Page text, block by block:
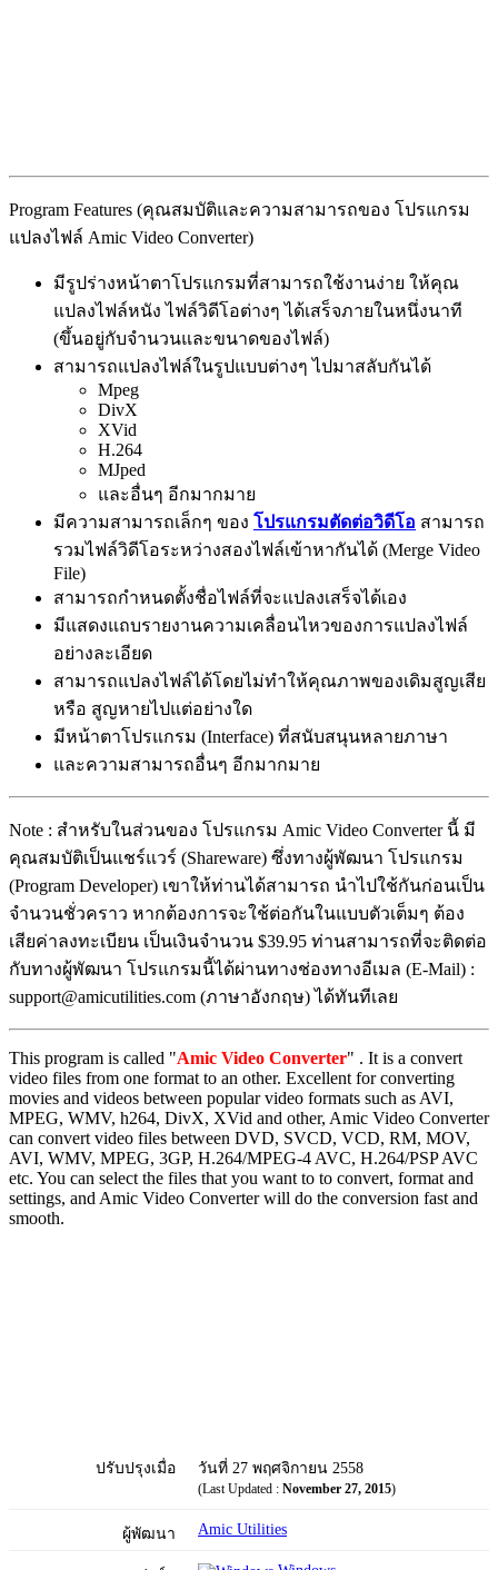
Program Features (คุณสมบัติและความสามารถของ โปรแกรม
แปลงไฟล์ Amic Video Converter)
มีรูปร่างหน้าตาโปรแกรมที่สามารถใช้งานง่าย ให้คุณ
แปลงไฟล์หนัง ไฟล์วิดีโอต่างๆ ได้เสร็จภายในหนึ่งนาที
(ขึ้นอยู่กับจำนวนและขนาดของไฟล์)
สามารถแปลงไฟล์ในรูปแบบต่างๆ ไปมาสลับกันได้
Mpeg
DivX
XVid
H.264
MJped
และอื่นๆ อีกมากมาย
มีความสามารถเล็กๆ ของ โปรแกรมตัดต่อวิดีโอ สามารถ
รวมไฟล์วิดีโอระหว่างสองไฟล์เข้าหากันได้ (Merge Video
File)
สามารถกำหนดตั้งชื่อไฟล์ที่จะแปลงเสร็จได้เอง
มีแสดงแถบรายงานความเคลื่อนไหวของการแปลงไฟล์
อย่างละเอียด
สามารถแปลงไฟล์ได้โดยไม่ทำให้คุณภาพของเดิมสูญเสีย
หรือ สูญหายไปแต่อย่างใด
มีหน้าตาโปรแกรม (Interface) ที่สนับสนุนหลายภาษา
และความสามารถอื่นๆ อีกมากมาย
Note : สำหรับในส่วนของ โปรแกรม Amic Video Converter นี้ มี
คุณสมบัติเป็นแชร์แวร์ (Shareware) ซึ่งทางผู้พัฒนา โปรแกรม
(Program Developer) เขาให้ท่านได้สามารถ นำไปใช้กันก่อนเป็น
จำนวนชั่วคราว หากต้องการจะใช้ต่อกันในแบบตัวเต็มๆ ต้อง
เสียค่าลงทะเบียน เป็นเงินจำนวน $39.95 ท่านสามารถที่จะติดต่อ
กับทางผู้พัฒนา โปรแกรมนี้ได้ผ่านทางช่องทางอีเมล (E-Mail) :
support@amicutilities.com (ภาษาอังกฤษ) ได้ทันทีเลย
This program is called "Amic Video Converter" . It is a convert
video files from one format to an other. Excellent for converting
movies and videos between popular video formats such as AVI,
MPEG, WMV, h264, DivX, XVid and other, Amic Video Converter
can convert video files between DVD, SVCD, VCD, RM, MOV,
AVI, WMV, MPEG, 3GP, H.264/MPEG-4 AVC, H.264/PSP AVC
etc. You can select the files that you want to to convert, format and
settings, and Amic Video Converter will do the conversion fast and
smooth.
ปรับปรุงเมื่อ วันที่ 27 พฤศจิกายน 2558
(Last Updated : November 27, 2015)
ผู้พัฒนา Amic Utilities